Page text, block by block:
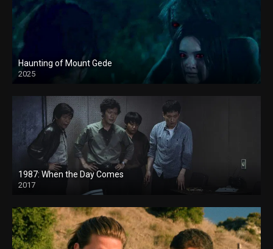
Haunting of Mount Gede
2025
1987: When the Day Comes
2017